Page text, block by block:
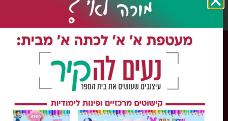
כל הזכויות שמורות ל'נעים להקיר'
השימוש במידע, בתוכן ובחומר כל שהוא מהאתר או
הקטלוג, אסורה בהחלט על פי דיני התורה והחוק.